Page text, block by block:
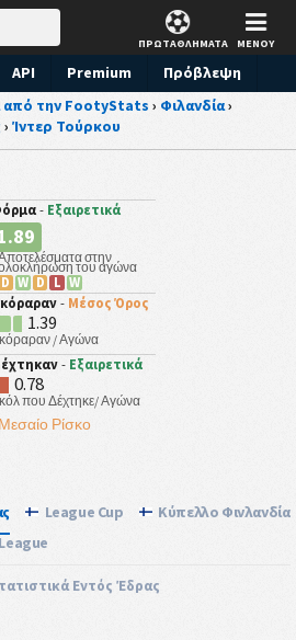
ΠΡΩΤΑΘΛΗΜΑΤΑ ΜΕΝΟΥ
API Premium
Πρόβλεψη
από την FootyStats › Φιλανδία›
› Ίντερ Τούρκου
- Εξαιρετικά
στην
του αγώνα
D W D L W
- Μέσος Όρος
1.39
/ Αγώνα
- Εξαιρετικά
0.78
που Δέχτηκε/ Αγώνα
Μεσαίο Ρίσκο
League Cup
Κύπελλο
Εντός Έδρας